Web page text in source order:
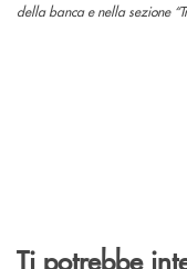
della banca e nella sezione
Ti potrebbe